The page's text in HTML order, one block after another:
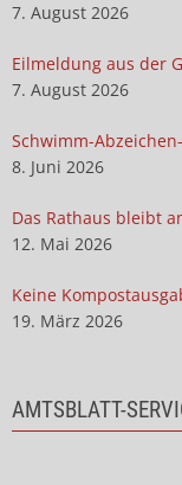
7. August 2026
Eilmeldung aus der
7. August 2026
Schwimm-
8. Juni 2026
Das Rathaus bleibt
12. Mai 2026
Keine
19. März 2026
AMTSBLATT-